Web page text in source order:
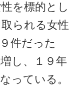
を標的とし
られる女性
件だった
し、１９年
っている。